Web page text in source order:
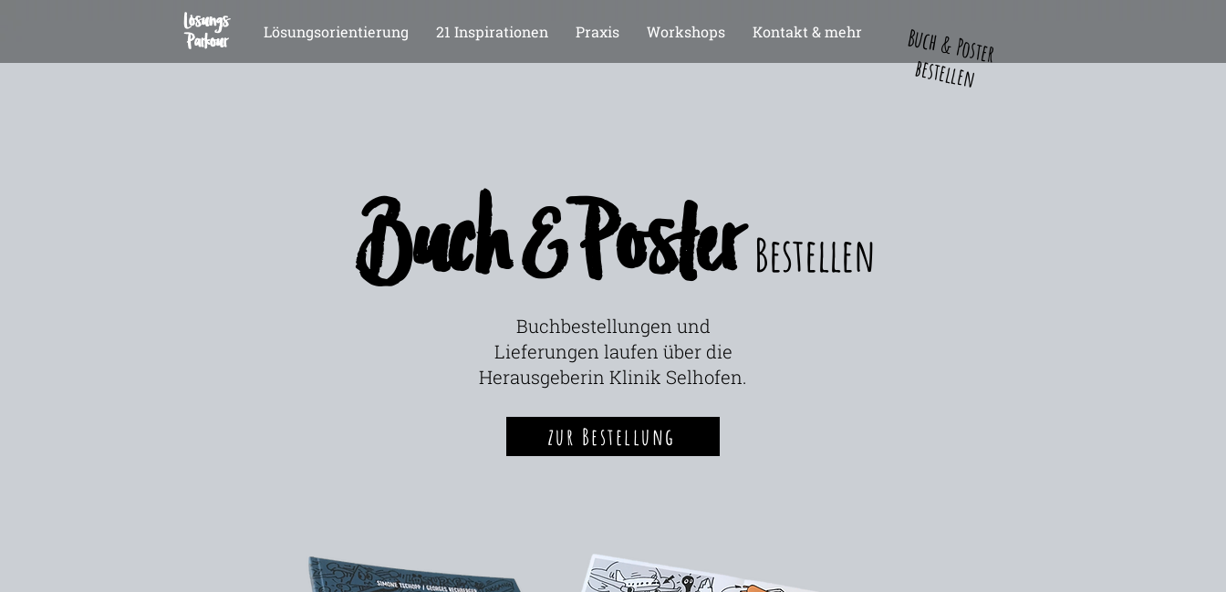
Lösungs
Parkour
Lösungsorientierung 21 Inspirationen Praxis Workshops Kontakt & mehr Buch & Poster
bestellen
Buch & PosterBestellen
Buchbestellungen und
Lieferungen laufen über die
Herausgeberin Klinik Selhofen.
zur Bestellung